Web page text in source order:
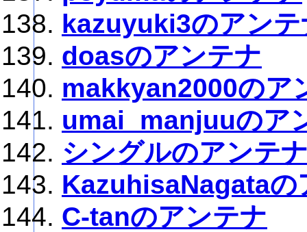
kazuyuki3のアンテ
doasのアンテナ
makkyan2000のア
umai_manjuuのア
シングルのアンテ
KazuhisaNagataの
C-tanのアンテナ